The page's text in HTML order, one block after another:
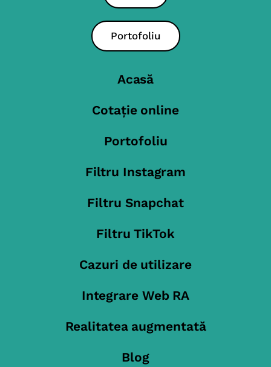
Portofoliu
Acasă
Cotație online
Portofoliu
Filtru Instagram
Filtru Snapchat
Filtru TikTok
Cazuri de utilizare
Integrare Web RA
Realitatea augmentată
Blog